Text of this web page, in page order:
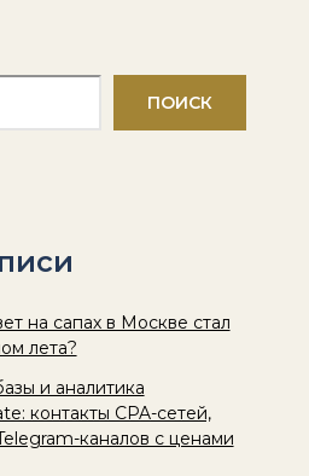
ПОИСК
на сапах в Москве стал
лета?
и аналитика
контакты CPA-сетей,
каналов с ценами